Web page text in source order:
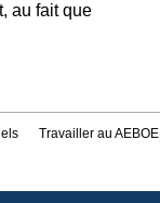
au fait que
Travailler au AEBOE